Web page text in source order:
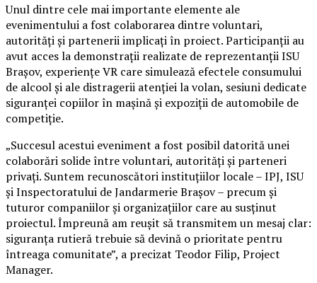
Unul dintre cele mai importante elemente ale
evenimentului a fost colaborarea dintre voluntari,
autorități și partenerii implicați în proiect. Participanții au
avut acces la demonstrații realizate de reprezentanții ISU
Brașov, experiențe VR care simulează efectele consumului
de alcool și ale distragerii atenției la volan, sesiuni dedicate
siguranței copiilor în mașină și expoziții de automobile de
competiție.
„Succesul acestui eveniment a fost posibil datorită unei
colaborări solide între voluntari, autorități și parteneri
privați. Suntem recunoscători instituțiilor locale – IPJ, ISU
și Inspectoratului de Jandarmerie Brașov – precum și
tuturor companiilor și organizațiilor care au susținut
proiectul. Împreună am reușit să transmitem un mesaj clar:
siguranța rutieră trebuie să devină o prioritate pentru
întreaga comunitate”, a precizat Teodor Filip, Project
Manager.